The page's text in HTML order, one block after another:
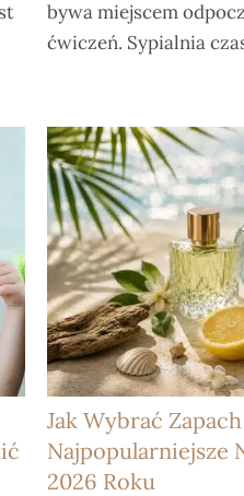
bywa miejscem
ćwiczeń. Sypialnia
Jak Wybrać
Najpopularniejsze
2026 Roku